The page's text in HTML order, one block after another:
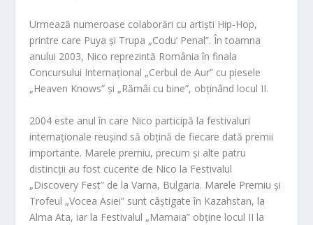
Urmează numeroase colaborări cu artiști Hip-Hop,
printre care Puya și Trupa „Codu’ Penal”. Întoamna
anului 2003, Nico reprezintă România în finala
Concursului Internațional „Cerbul de Aur” cu piesele
„Heaven Knows” și „Rămâi cu bine”, obținând locul II.
2004 este anul în care Nico participă la festivaluri
internaționale reușind să obțină de fiecare dată premii
importante. Marele premiu, precum și alte patru
distincții au fost cucerite de Nico la Festivalul
„Discovery Fest” de la Varna, Bulgaria. Marele Premiu și
Trofeul „Vocea Asiei” sunt câștigate în Kazahstan, la
Alma Ata, iar la Festivalul „Mamaia” obține locul II la